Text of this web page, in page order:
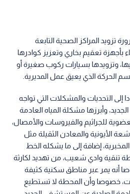
تزويد المراكز الصحية التابعة
بأجهزة تعقيم بخاري وتعزيز كوادرها
وتزويدها بسيارات ركوب صغيرة أو
الحركة الذي يعيق عمل المديرية.
إلى التحديات والمشكلات التي تواجه
وأبرزها مشكلة المياه العادمة
للجراثيم والفيروسات والأمصال،
الأيونية والمعادن الثقيلة مثل
إضافة إلى ما يشكله الخط
تنقية وادي شعيب، من تهديد لكارثة
أنه يمر عبر مناطق سكنية كثيفة
إلى 8 كيلومترات، خصوصا وأن المحطة لا تستطيع